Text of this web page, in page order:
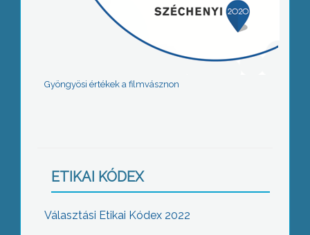
Gyöngyösi értékek a filmvásznon
ETIKAI KÓDEX
Választási Etikai Kódex 2022